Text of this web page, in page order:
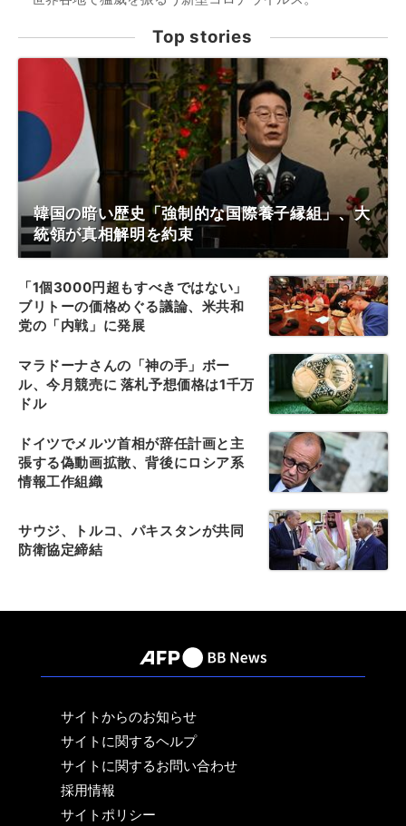
Top stories
韓国の暗い歴史「強制的な国際養子縁組」、大
統領が真相解明を約束
「1個3000円超もすべきではない」
ブリトーの価格めぐる議論、米共和
党の「内戦」に発展
マラドーナさんの「神の手」ボー
ル、今月競売に 落札予想価格は1千万
ドル
ドイツでメルツ首相が辞任計画と主
張する偽動画拡散、背後にロシア系
情報工作組織
サウジ、トルコ、パキスタンが共同
防衛協定締結
サイトからのお知らせ
サイトに関するヘルプ
サイトに関するお問い合わせ
採用情報
サイトポリシー